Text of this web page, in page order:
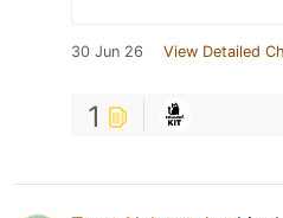
30 Jun 26 View Detailed
1